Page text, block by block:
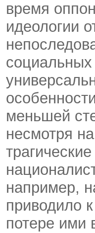
время
идеологии
меньшей
несмотря
например,
приводило
потере ими